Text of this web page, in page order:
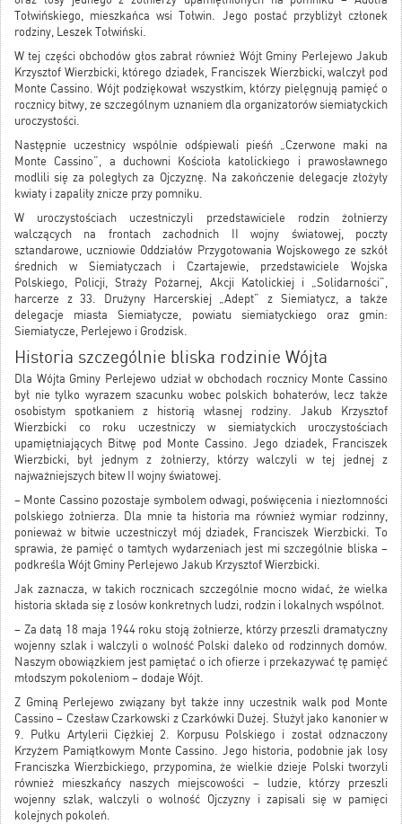
Tołwińskiego, mieszkańca wsi Tołwin. Jego postać przybliżył członek
rodziny, Leszek Tołwiński.
W tej części obchodów głos zabrał również Wójt Gminy Perlejewo Jakub
Krzysztof Wierzbicki, którego dziadek, Franciszek Wierzbicki, walczył pod
Monte Cassino. Wójt podziękował wszystkim, którzy pielęgnują pamięć o
rocznicy bitwy, ze szczególnym uznaniem dla organizatorów siemiatyckich
uroczystości.
Następnie uczestnicy wspólnie odśpiewali pieśń „Czerwone maki na
Monte Cassino”, a duchowni Kościoła katolickiego i prawosławnego
modlili się za poległych za Ojczyznę. Na zakończenie delegacje złożyły
kwiaty i zapaliły znicze przy pomniku.
W uroczystościach uczestniczyli przedstawiciele rodzin żołnierzy
walczących na frontach zachodnich II wojny światowej, poczty
sztandarowe, uczniowie Oddziałów Przygotowania Wojskowego ze szkół
średnich w Siemiatyczach i Czartajewie, przedstawiciele Wojska
Polskiego, Policji, Straży Pożarnej, Akcji Katolickiej i „Solidarności”,
harcerze z 33. Drużyny Harcerskiej „Adept” z Siemiatycz, a także
delegacje miasta Siemiatycze, powiatu siemiatyckiego oraz gmin:
Siemiatycze, Perlejewo i Grodzisk.
Historia szczególnie bliska rodzinie Wójta
Dla Wójta Gminy Perlejewo udział w obchodach rocznicy Monte Cassino
był nie tylko wyrazem szacunku wobec polskich bohaterów, lecz także
osobistym spotkaniem z historią własnej rodziny. Jakub Krzysztof
Wierzbicki co roku uczestniczy w siemiatyckich uroczystościach
upamiętniających Bitwę pod Monte Cassino. Jego dziadek, Franciszek
Wierzbicki, był jednym z żołnierzy, którzy walczyli w tej jednej z
najważniejszych bitew II wojny światowej.
– Monte Cassino pozostaje symbolem odwagi, poświęcenia i niezłomności
polskiego żołnierza. Dla mnie ta historia ma również wymiar rodzinny,
ponieważ w bitwie uczestniczył mój dziadek, Franciszek Wierzbicki. To
sprawia, że pamięć o tamtych wydarzeniach jest mi szczególnie bliska –
podkreśla Wójt Gminy Perlejewo Jakub Krzysztof Wierzbicki.
Jak zaznacza, w takich rocznicach szczególnie mocno widać, że wielka
historia składa się z losów konkretnych ludzi, rodzin i lokalnych wspólnot.
– Za datą 18 maja 1944 roku stoją żołnierze, którzy przeszli dramatyczny
wojenny szlak i walczyli o wolność Polski daleko od rodzinnych domów.
Naszym obowiązkiem jest pamiętać o ich ofierze i przekazywać tę pamięć
młodszym pokoleniom – dodaje Wójt.
Z Gminą Perlejewo związany był także inny uczestnik walk pod Monte
Cassino – Czesław Czarkowski z Czarkówki Dużej. Służył jako kanonier w
9. Pułku Artylerii Ciężkiej 2. Korpusu Polskiego i został odznaczony
Krzyżem Pamiątkowym Monte Cassino. Jego historia, podobnie jak losy
Franciszka Wierzbickiego, przypomina, że wielkie dzieje Polski tworzyli
również mieszkańcy naszych miejscowości – ludzie, którzy przeszli
wojenny szlak, walczyli o wolność Ojczyzny i zapisali się w pamięci
kolejnych pokoleń.